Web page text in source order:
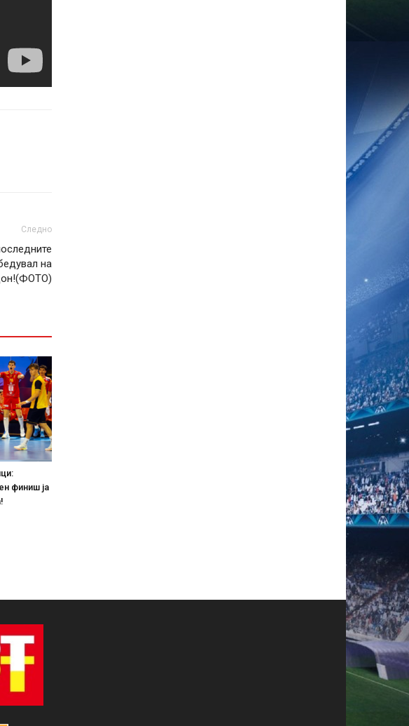
Следно
на
финиш ја